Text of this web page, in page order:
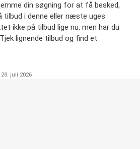
din søgning for at få besked,
tilbud i denne eller næste uges
ikke på tilbud lige nu, men har du
lignende tilbud og find et
juli 2026